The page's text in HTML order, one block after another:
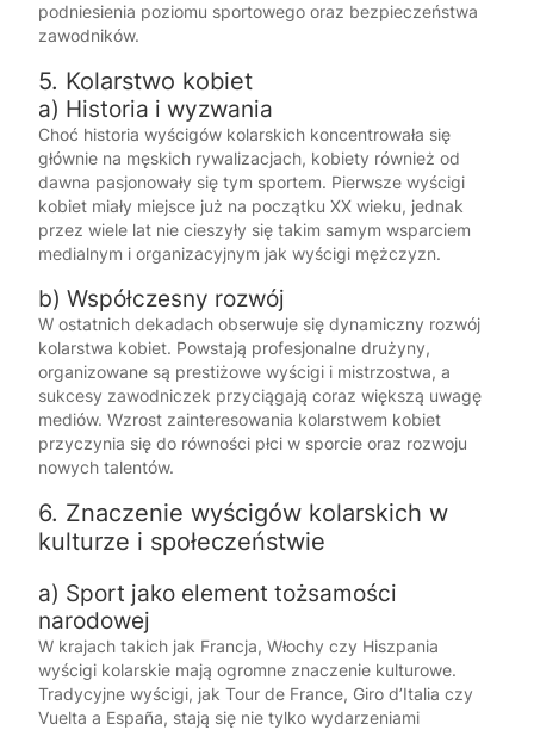
podniesienia poziomu sportowego oraz bezpieczeństwa
zawodników.
5. Kolarstwo kobiet
a) Historia i wyzwania
Choć historia wyścigów kolarskich koncentrowała się
głównie na męskich rywalizacjach, kobiety również od
dawna pasjonowały się tym sportem. Pierwsze wyścigi
kobiet miały miejsce już na początku XX wieku, jednak
przez wiele lat nie cieszyły się takim samym wsparciem
medialnym i organizacyjnym jak wyścigi mężczyzn.
b) Współczesny rozwój
W ostatnich dekadach obserwuje się dynamiczny rozwój
kolarstwa kobiet. Powstają profesjonalne drużyny,
organizowane są prestiżowe wyścigi i mistrzostwa, a
sukcesy zawodniczek przyciągają coraz większą uwagę
mediów. Wzrost zainteresowania kolarstwem kobiet
przyczynia się do równości płci w sporcie oraz rozwoju
nowych talentów.
6. Znaczenie wyścigów kolarskich w
kulturze i społeczeństwie
a) Sport jako element tożsamości
narodowej
W krajach takich jak Francja, Włochy czy Hiszpania
wyścigi kolarskie mają ogromne znaczenie kulturowe.
Tradycyjne wyścigi, jak Tour de France, Giro d’Italia czy
Vuelta a España, stają się nie tylko wydarzeniami